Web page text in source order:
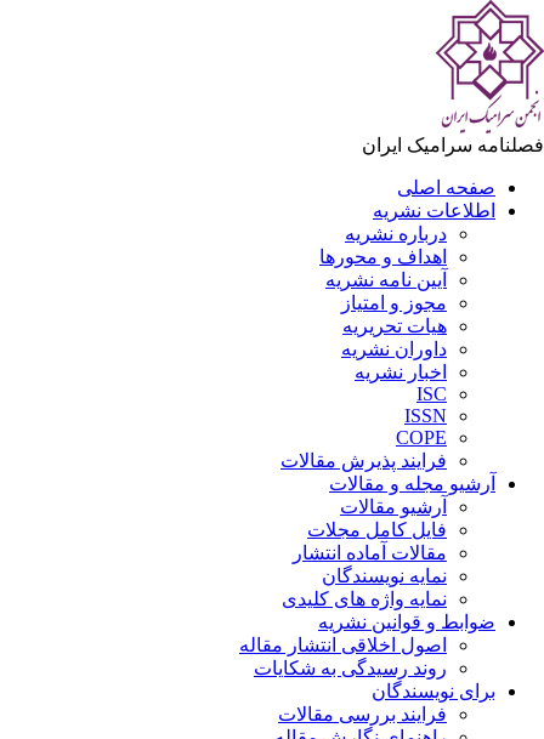
سرامیک ایران
صفحه اصلی
اطلاعات نشریه
درباره نشریه
اهداف و محورها
آیین نامه نشریه
مجوز و امتیاز
هیات تحریریه
داوران نشریه
اخبار نشریه
ISC
ISSN
COPE
فرایند پذیرش مقالات
آرشیو مجله و مقالات
آرشیو مقالات
فایل کامل مجلات
مقالات آماده انتشار
نمایه نویسندگان
نمایه واژه های کلیدی
ضوابط و قوانین نشریه
اصول اخلاقی انتشار مقاله
روند رسیدگی به شکایات
برای نویسندگان
فرایند بررسی مقالات